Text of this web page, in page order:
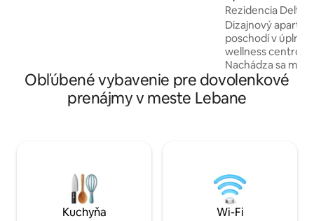
Rezidencia Delta,
Bezplatné
Dizajnový
poschodí v úplne
wellness centrom
Nachádza sa
nákupného centra
minút chôdze od
mesta, Námestia
chladničkou,
je krásny výhľad
Breh rieky je
jogging a beh.
Obľúbené vybavenie pre dovolenkové
prenájmy v meste Lebane
Kuchyňa Wi-Fi